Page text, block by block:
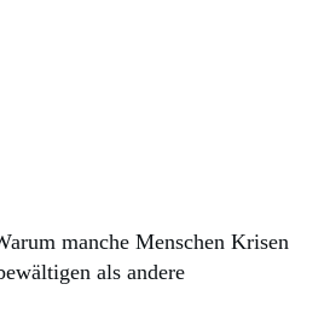
manche Menschen Krisen
als andere